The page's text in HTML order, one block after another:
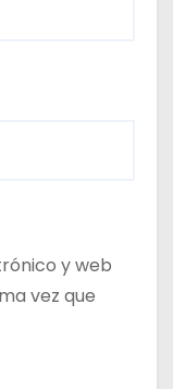
y web
vez que